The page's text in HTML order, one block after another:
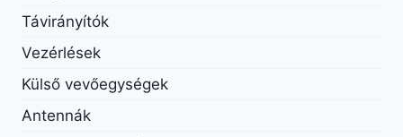
Távirányítók
Vezérlések
Külső vevőegységek
Antennák